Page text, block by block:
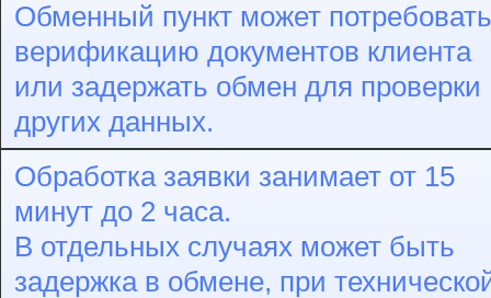
Обменный пункт может потребовать
верификацию документов клиента
или задержать обмен для проверки
других данных.
Обработка заявки занимает от 15
минут до 2 часа.
В отдельных случаях может быть
задержка в обмене, при